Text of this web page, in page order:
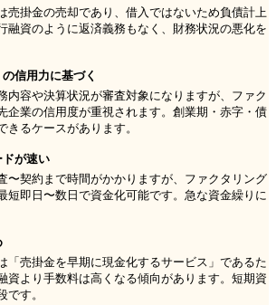
売掛金の売却であり、借入ではないため負債計上
融資のように返済義務もなく、財務状況の悪化を
信用力に基づく
内容や決算状況が審査対象になりますが、ファク
企業の信用度が重視されます。創業期・赤字・債
きるケースがあります。
が速い
〜契約まで時間がかかりますが、ファクタリング
短即日〜数日で資金化可能です。急な資金繰りに
「売掛金を早期に現金化するサービス」であるた
資より手数料は高くなる傾向があります。短期資
です。